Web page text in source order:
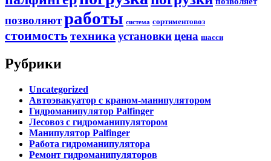
позволяютработы система сортиментовоз
стоимость техника установкицена шасси
Рубрики
Uncategorized
Автоэвакуатор с краном-манипулятором
Гидроманипулятор Palfinger
Лесовоз с гидроманипулятором
Манипулятор Palfinger
Работа гидроманипулятора
Ремонт гидроманипуляторов